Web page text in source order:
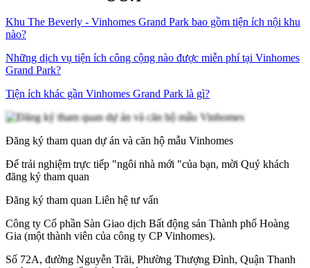
Khu The Beverly - Vinhomes Grand Park bao gồm tiện ích nội khu
nào?
Những dịch vụ tiện ích công cộng nào được miễn phí tại Vinhomes
Grand Park?
Tiện ích khác gần Vinhomes Grand Park là gì?
Đăng ký tham quan dự án và căn hộ mẫu Vinhomes
Để trải nghiệm trực tiếp "ngôi nhà mới "của bạn, mời Quý khách
đăng ký tham quan
Đăng ký tham quan Liên hệ tư vấn
Công ty Cổ phần Sàn Giao dịch Bất động sản Thành phố Hoàng
Gia (một thành viên của công ty CP Vinhomes).
Số 72A, đường Nguyễn Trãi, Phường Thượng Đình, Quận Thanh